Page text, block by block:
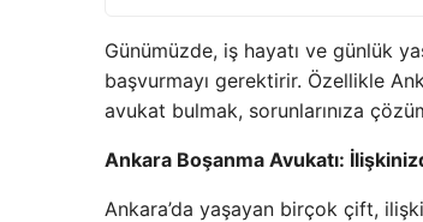
Günümüzde, iş hayatı ve günlük
başvurmayı gerektirir. Özellikle
avukat bulmak, sorunlarınıza
Ankara Boşanma Avukatı:
Ankara’da yaşayan birçok çift,